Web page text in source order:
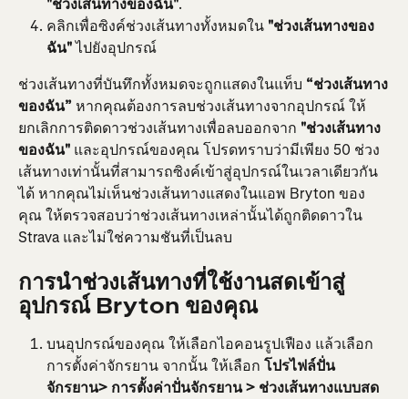
"ช่วงเส้นทางของฉัน".
คลิกเพื่อซิงค์ช่วงเส้นทางทั้งหมดใน "ช่วงเส้นทางของ
ฉัน" ไปยังอุปกรณ์
ช่วงเส้นทางที่บันทึกทั้งหมดจะถูกแสดงในแท็บ “ช่วงเส้นทาง
ของฉัน” หากคุณต้องการลบช่วงเส้นทางจากอุปกรณ์ ให้
ยกเลิกการติดดาวช่วงเส้นทางเพื่อลบออกจาก "ช่วงเส้นทาง
ของฉัน" และอุปกรณ์ของคุณ โปรดทราบว่ามีเพียง 50 ช่วง
เส้นทางเท่านั้นที่สามารถซิงค์เข้าสู่อุปกรณ์ในเวลาเดียวกัน
ได้ หากคุณไม่เห็นช่วงเส้นทางแสดงในแอพ Bryton ของ
คุณ ให้ตรวจสอบว่าช่วงเส้นทางเหล่านั้นได้ถูกติดดาวใน
Strava และไม่ใช่ความชันที่เป็นลบ
การนำช่วงเส้นทางที่ใช้งานสดเข้าสู่
อุปกรณ์ Bryton ของคุณ
บนอุปกรณ์ของคุณ ให้เลือกไอคอนรูปเฟือง แล้วเลือก
การตั้งค่าจักรยาน จากนั้น ให้เลือก โปรไฟล์ปั่น
จักรยาน> การตั้งค่าปั่นจักรยาน > ช่วงเส้นทางแบบสด